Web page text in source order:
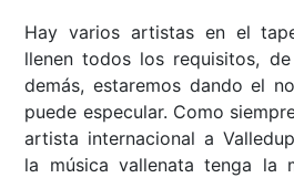
Hay varios artistas en el
llenen todos los requisitos,
demás, estaremos dando el
puede especular. Como
artista internacional a
la música vallenata tenga la